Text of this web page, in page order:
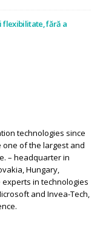
flexibilitate, fără a
technologies since
one of the largest and
– headquarter in
Hungary,
experts in technologies
and Invea-Tech,